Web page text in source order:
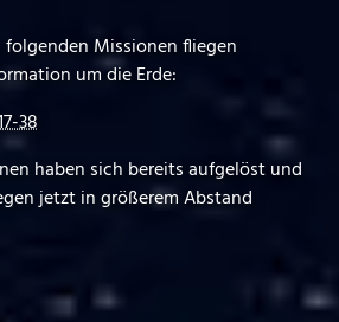
Missionen fliegen
um die Erde:
38
haben sich bereits aufgelöst und
jetzt in größerem Abstand